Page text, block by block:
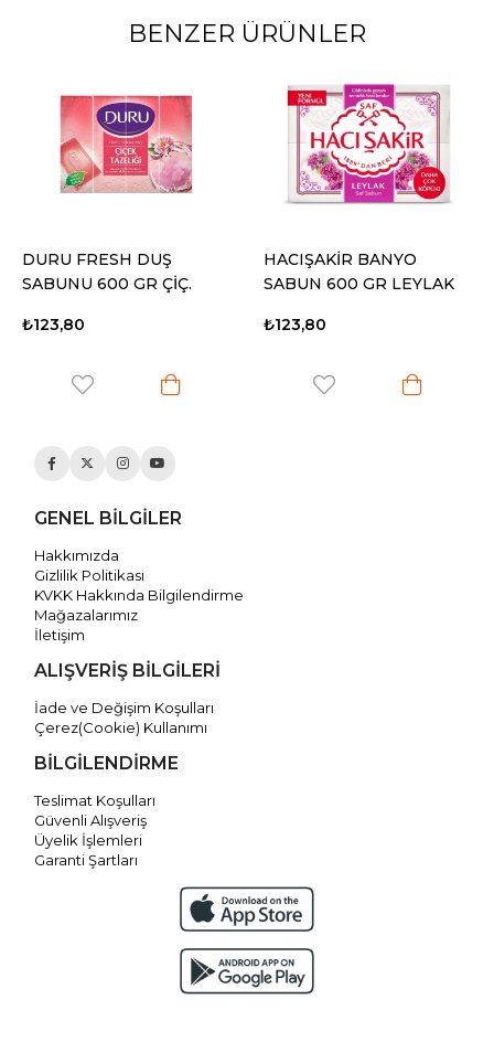
BENZER ÜRÜNLER
DURU FRESH DUŞ
SABUNU 600 GR ÇİÇ.
₺123,80
HACIŞAKİR BANYO
SABUN 600 GR LEYLAK
₺123,80
GENEL BİLGİLER
Hakkımızda
Gizlilik Politikası
KVKK Hakkında Bilgilendirme
Mağazalarımız
İletişim
ALIŞVERİŞ BİLGİLERİ
İade ve Değişim Koşulları
Çerez(Cookie) Kullanımı
BİLGİLENDİRME
Teslimat Koşulları
Güvenli Alışveriş
Üyelik İşlemleri
Garanti Şartları